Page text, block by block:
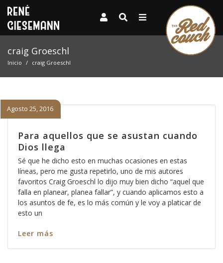
craig Groeschl
Inicio craig Groeschl
Para aquellos que se asustan cuando
Dios llega
Agosto 25, 2016
Sé que he dicho esto en muchas ocasiones en estas
líneas, pero me gusta repetirlo, uno de mis autores
favoritos Craig Groeschl lo dijo muy bien dicho “aquel que
falla en planear, planea fallar”, y cuando aplicamos esto a
los asuntos de fe, es lo más común y le voy a platicar de
esto un
Leer más